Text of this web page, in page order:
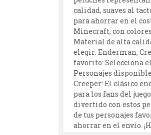
calidad, suaves al
para ahorrar en el
Minecraft, con
Material de alta
elegir: Enderman,
favorito: Selecciona
Personajes
Creeper: El clásico
para los fans del
divertido con estos
de tus personajes
ahorrar en el envío.